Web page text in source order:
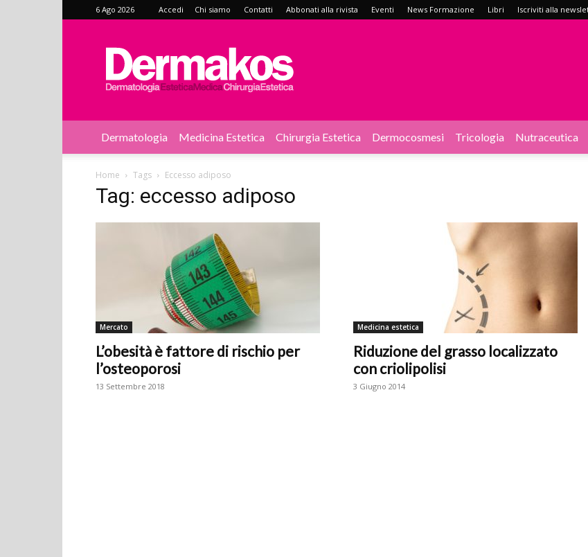
6 Ago 2026 Accedi Chi siamo Contatti Abbonati alla rivista Eventi News Formazione Libri Iscriviti alla
Dermakos
Dermatologia Medicina Estetica Chirurgia Estetica Dermocosmesi Tricologia Nutraceutica
Home Tags Eccesso adiposo
Tag: eccesso adiposo
Mercato
L’obesità è fattore di rischio per
l’osteoporosi
13 Settembre 2018
Medicina estetica
Riduzione del grasso localizzato
con criolipolisi
3 Giugno 2014